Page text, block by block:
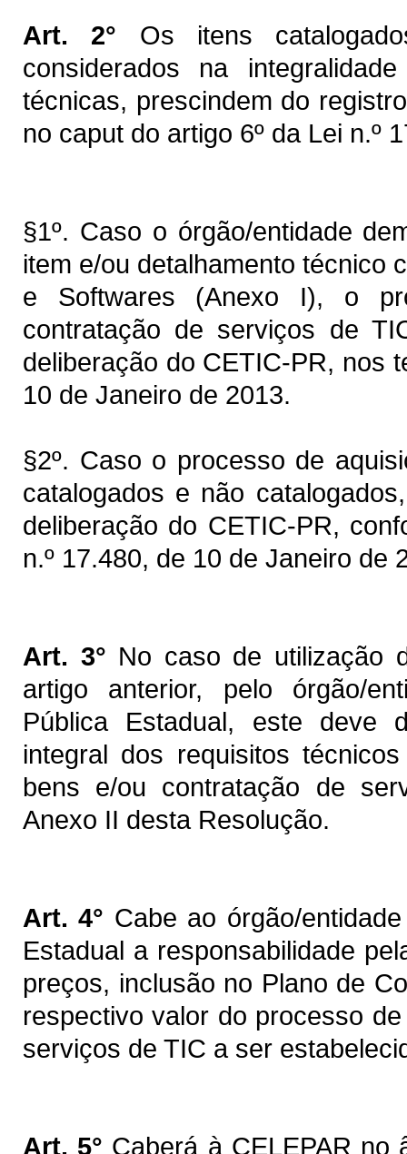
Art. 2° Os itens
considerados na
técnicas, prescindem do
no caput do artigo 6º da Lei n.º
§1º. Caso o órgão/entidade
item e/ou detalhamento técnico
e Softwares (Anexo I), o
contratação de serviços de
deliberação do CETIC-PR, nos
10 de Janeiro de 2013.
§2º. Caso o processo de
catalogados e não
deliberação do CETIC-PR,
n.º 17.480, de 10 de Janeiro de
Art. 3° No caso de utilização
artigo anterior, pelo órgão/
Pública Estadual, este deve
integral dos requisitos
bens e/ou contratação de
Anexo II desta Resolução.
Art. 4° Cabe ao órgão/
Estadual a responsabilidade
preços, inclusão no Plano de
respectivo valor do processo
serviços de TIC a ser
Art. 5° Caberá à CELEPAR no